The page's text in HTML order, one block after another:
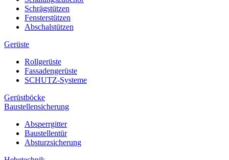
Schrägstützen
Fensterstützen
Abschalstützen
Gerüste
Rollgerüste
Fassadengerüste
SCHUTZ-Systeme
Gerüstböcke
Baustellensicherung
Absperrgitter
Baustellentür
Absturzsicherung